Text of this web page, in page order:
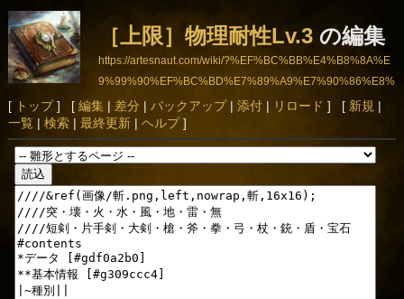
［上限］物理耐性Lv.3の編集
https://artesnaut.com/wiki/?%EF%BC%BB%E4%B8%8A%E
9%99%90%EF%BC%BD%E7%89%A9%E7%90%86%E8%
80%90%E6%80%A7Lv.3
[ トップ] [ 編集| 差分 | バックアップ| 添付| リロード ] [ 新規 |
一覧 | 検索| 最終更新| ヘルプ]